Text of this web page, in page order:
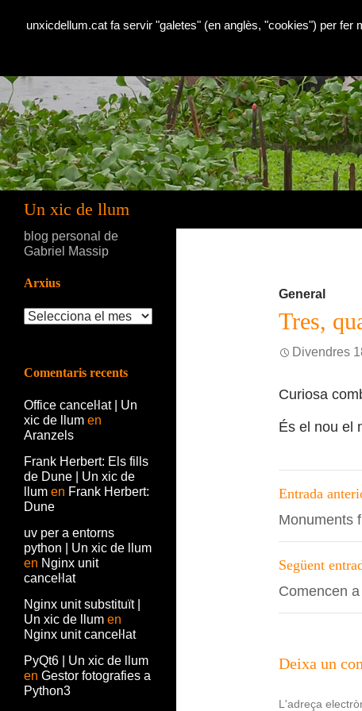
Un xic de llum
General
Tres,
Divendres
Curiosa
És el nou el
per
les
entrades
Entrada
Monuments
Següent
Comencen
Deixa un
L'adreça
blog personal de
Gabriel Massip
Arxius
Arxius
Comentaris recents
Office canceŀlat | Un
xic de llum en
Aranzels
Frank Herbert: Els fills
de Dune | Un xic de
llum en Frank Herbert:
Dune
uv per a entorns
python | Un xic de llum
en Nginx unit
canceŀlat
Nginx unit substituït |
Un xic de llum en
Nginx unit canceŀlat
PyQt6 | Un xic de llum
en Gestor fotografies a
Python3
unxicdellum.cat fa servir "galetes" (en anglès, "cookies") per